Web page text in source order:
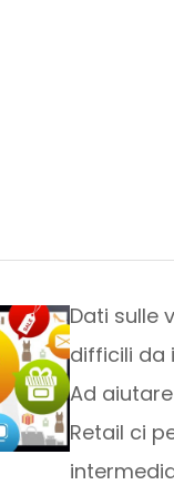
Dati sulle
difficili da
Ad
Retail ci